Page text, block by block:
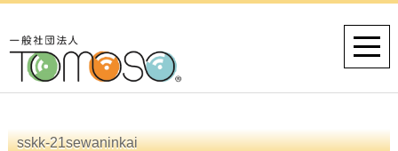
sskk-21sewaninkai